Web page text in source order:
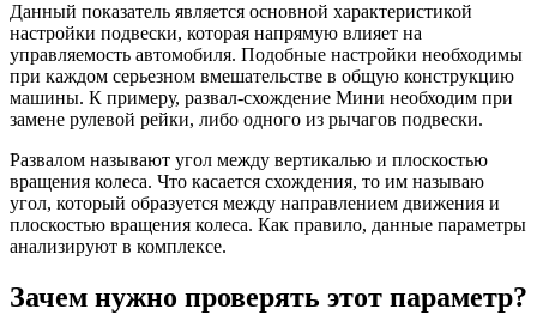
Данный показатель является основной характеристикой
настройки подвески, которая напрямую влияет на
управляемость автомобиля. Подобные настройки необходимы
при каждом серьезном вмешательстве в общую конструкцию
машины. К примеру, развал-схождение Мини необходим при
замене рулевой рейки, либо одного из рычагов подвески.
Развалом называют угол между вертикалью и плоскостью
вращения колеса. Что касается схождения, то им называю
угол, который образуется между направлением движения и
плоскостью вращения колеса. Как правило, данные параметры
анализируют в комплексе.
Зачем нужно проверять этот параметр?